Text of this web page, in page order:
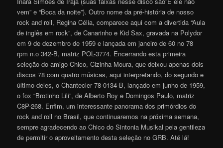
vem” e “Boca da noite”). Outro nome da pré-história de nosso
rock and roll, Regina Célia, comparece aqui com a divertida “Aula
de inglês em rock”, de Canarinho e Kid Sax, gravada na Polydor
em 9 de dezembro de 1959 e lançada em janeiro de 60 no 78
rpm n.o 342-B, matriz POL-3774. Encerrando esta primeira
seleção do amigo Chico, Cizinha Moura, que deixou apenas dois
discos 78 com quatro músicas, aqui interpretando, do segundo e
último deles, o Chantecler 78-0134-B, lançado em junho de 1959,
o fox “Brotinho Lili”, de Alberto Roy e Domingos Paulo, matriz
C8P-268. Enfim, um interessante panorama dos primórdios do
rock and roll no Brasil, que continuaremos na próxima semana,
sempre agradecendo ao Chico do Sintonia Musikal pela gentileza
de permitir o aproveitamento desta seleção no GRB. Até lá!